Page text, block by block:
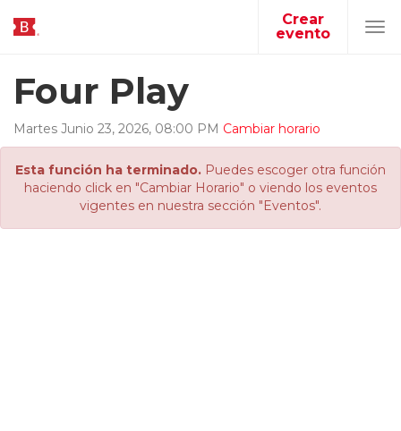
Crear
evento
Four Play
Martes Junio 23, 2026, 08:00 PM Cambiar horario
Esta función ha terminado. Puedes escoger otra función
haciendo click en "Cambiar Horario" o viendo los eventos
vigentes en nuestra sección "Eventos".